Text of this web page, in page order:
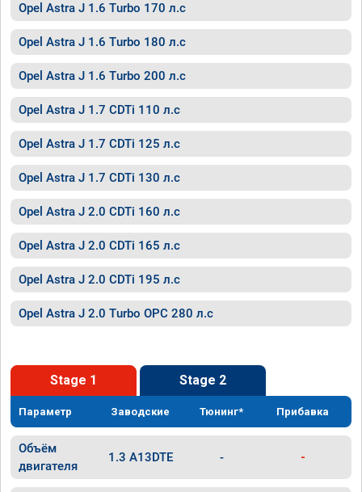
Opel Astra J 1.6 Turbo 170 л.с
Opel Astra J 1.6 Turbo 180 л.с
Opel Astra J 1.6 Turbo 200 л.с
Opel Astra J 1.7 CDTi 110 л.с
Opel Astra J 1.7 CDTi 125 л.с
Opel Astra J 1.7 CDTi 130 л.с
Opel Astra J 2.0 CDTi 160 л.с
Opel Astra J 2.0 CDTi 165 л.с
Opel Astra J 2.0 CDTi 195 л.с
Opel Astra J 2.0 Turbo OPC 280 л.с
Stage 1 Stage 2
Параметр Заводские Тюнинг* Прибавка
Объём
двигателя
1.3 A13DTE - -